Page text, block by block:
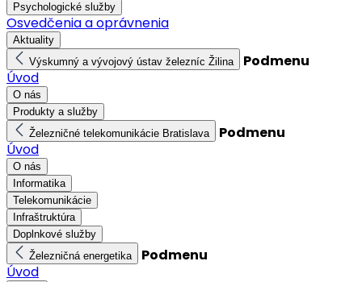
Psychologické služby
Osvedčenia a oprávnenia
Aktuality
Výskumný a vývojový ústav železníc Žilina
Podmenu
Úvod
O nás
Produkty a služby
Železničné telekomunikácie Bratislava
Podmenu
Úvod
O nás
Informatika
Telekomunikácie
Infraštruktúra
Doplnkové služby
Železničná energetika
Podmenu
Úvod